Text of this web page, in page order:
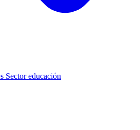
Sector educación